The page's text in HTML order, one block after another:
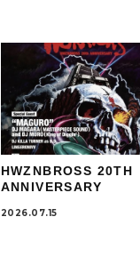
HWZNBROSS 20TH
ANNIVERSARY
2026.07.15